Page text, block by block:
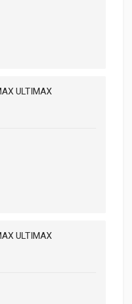
ULTIMAX
ULTIMAX